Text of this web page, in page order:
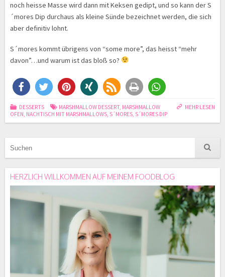
noch heisse Masse wird dann mit Keksen gedipt, und so kann der S
´mores Dip durchaus als kleine Sünde bezeichnet werden, die sich
aber definitiv lohnt.
S´mores kommt übrigens von “some more”, das heisst “mehr
davon”…und warum ist das bloß so?
MEHR LESEN
DESSERTS MARSHMALLOW DESSERT, MARSHMALLOW
OFEN, NACHTISCH MIT MARSHMALLOWS, S´MORES, S´MORES DIP
HERZLICH WILLKOMMEN AUF MEINEM FOODBLOG